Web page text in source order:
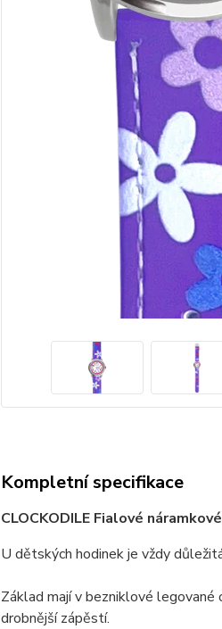
Kompletní specifikace
CLOCKODILE Fialové
U dětských hodinek je vždy
Základ mají v bezniklové legované
drobnější zápěstí.